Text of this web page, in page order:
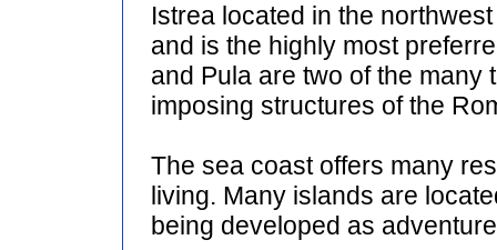
Istrea located in the
and is the highly most
and Pula are two of the
imposing structures of the
The sea coast offers many
living. Many islands are
being developed as